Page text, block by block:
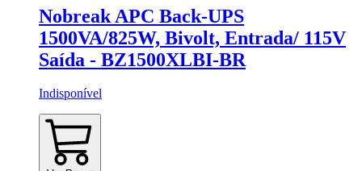
Nobreak APC Back-UPS
1500VA/825W, Bivolt, Entrada/ 115V
Saída - BZ1500XLBI-BR
Indisponível